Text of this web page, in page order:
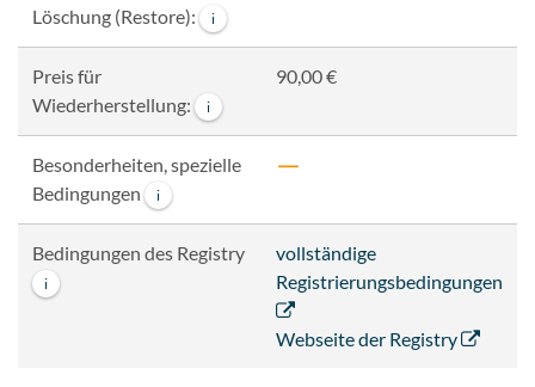
Löschung (Restore):
i
Preis für
Wiederherstellung:
i
90,00 €
Besonderheiten, spezielle
Bedingungen
i
Bedingungen des Registry
i
vollständige
Registrierungsbedingungen
Webseite der Registry